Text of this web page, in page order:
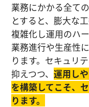
業務にかかる全て
とすると、膨大な
複雑化し運⽤のハ
業務進⾏や生産性
ります。セキュリ
抑えつつ、運⽤し
を構築してこそ、
ります。